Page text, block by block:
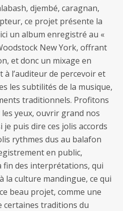
djembé, caragnan,
ce projet présente la
un album enregistré au «
New York, offrant
et donc un mixage en
à l’auditeur de percevoir et
les subtilités de la musique,
traditionnels. Profitons
yeux, ouvrir grand nos
puis dire ces jolis accords
rythmes dus au balafon
en public,
fin des interprétations, qui
la culture mandingue, ce qui
beau projet, comme une
certaines traditions du